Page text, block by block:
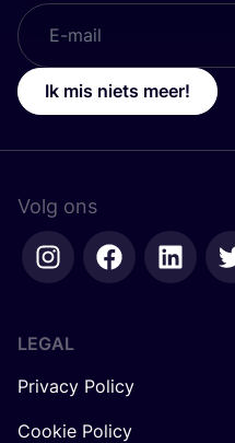
Ik mis niets meer!
Volg ons
LEGAL
Privacy Policy
Cookie Policy